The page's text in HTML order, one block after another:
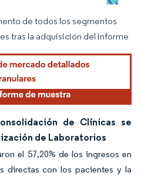
requiere atribución según CC BY 4.0.
de todos los segmentos
tras la adquisición del informe
de Clínicas se
de Laboratorios
el 57,20% de los ingresos en
directas con los pacientes y la